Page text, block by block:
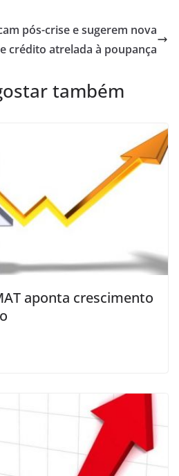
pós-crise e sugerem nova
crédito atrelada à poupança
também
aponta crescimento